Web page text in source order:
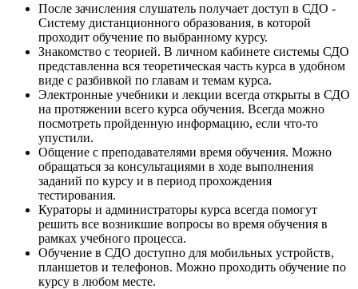
После зачисления слушатель получает доступ в СДО -
Систему дистанционного образования, в которой
проходит обучение по выбранному курсу.
Знакомство с теорией. В личном кабинете системы СДО
представленна вся теоретическая часть курса в удобном
виде с разбивкой по главам и темам курса.
Электронные учебники и лекции всегда открыты в СДО
на протяжении всего курса обучения. Всегда можно
посмотреть пройденную информацию, если что-то
упустили.
Общение с преподавателями время обучения. Можно
обращаться за консультациями в ходе выполнения
заданий по курсу и в период прохождения
тестирования.
Кураторы и администраторы курса всегда помогут
решить все возникшие вопросы во время обучения в
рамках учебного процесса.
Обучение в СДО доступно для мобильных устройств,
планшетов и телефонов. Можно проходить обучение по
курсу в любом месте.